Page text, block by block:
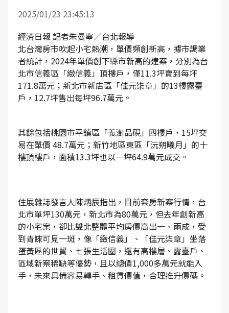
2025/01/23 23:45:13
經濟日報 記者朱曼寧／台北報導
北台灣房市吹起小宅熱潮，單價頻創新高，據市調業
者統計，2024年單價創下縣市新高的建案，分別為台
北市信義區「緻信義」頂樓戶，僅11.3坪賣到每坪
171.8萬元；新北市新店區「佳元柒章」的13樓露臺
戶，12.7坪售出每坪96.7萬元。
其餘包括桃園市平鎮區「義澍品硯」四樓戶，15坪交
易在單價 48.7萬元；新竹地區東區「沅朔曦月」的十
樓頂樓戶，面積13.3坪也以一坪64.9萬元成交。
住展雜誌發言人陳炳辰指出，目前套房新案行情，台
北市單坪130萬元，新北市為80萬元，但去年創新高
的小宅案，卻比雙北整體平均房價高出一、兩成，受
到青睞可見一斑，像「緻信義」、「佳元柒章」坐落
蛋黃區的世貿、七張生活圈，還有高樓層、露臺戶、
區域新案稀缺等優勢，且以總價1,000多萬元就能入
手，未來具備容易轉手、租賃價值，合理推升價碼。